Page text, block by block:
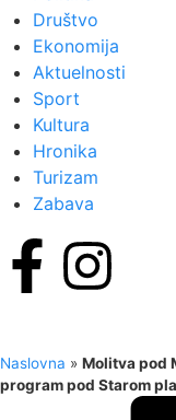
Društvo
Ekonomija
Aktuelnosti
Sport
Kultura
Hronika
Turizam
Zabava
Naslovna » Molitva pod
program pod Starom